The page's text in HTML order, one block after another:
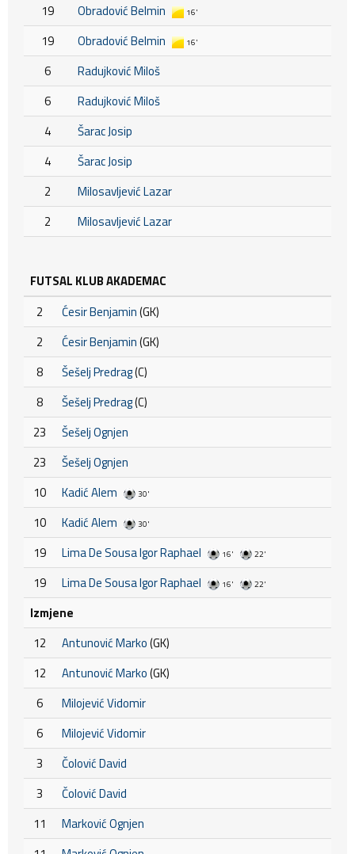
19
Obradović Belmin 16'
19 Obradović Belmin 16'
6
Radujković Miloš
6
Radujković Miloš
4
Šarac Josip
4
Šarac Josip
2
Milosavljević Lazar
2
Milosavljević Lazar
FUTSAL KLUB AKADEMAC
2
Ćesir Benjamin(GK)
2
Ćesir Benjamin(GK)
8
Šešelj Predrag(C)
8
Šešelj Predrag(C)
23
Šešelj Ognjen
23
Šešelj Ognjen
10
Kadić Alem 30'
10 Kadić Alem 30'
19 Lima De Sousa Igor Raphael 16' 22'
19 Lima De Sousa Igor Raphael 16' 22'
Izmjene
12
Antunović Marko(GK)
12
Antunović Marko(GK)
6
Milojević Vidomir
6
Milojević Vidomir
3
Čolović David
3
Čolović David
11
Marković Ognjen